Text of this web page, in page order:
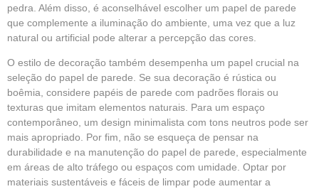
pedra. Além disso, é aconselhável escolher um papel de parede
que complemente a iluminação do ambiente, uma vez que a luz
natural ou artificial pode alterar a percepção das cores.
O estilo de decoração também desempenha um papel crucial na
seleção do papel de parede. Se sua decoração é rústica ou
boêmia, considere papéis de parede com padrões florais ou
texturas que imitam elementos naturais. Para um espaço
contemporâneo, um design minimalista com tons neutros pode ser
mais apropriado. Por fim, não se esqueça de pensar na
durabilidade e na manutenção do papel de parede, especialmente
em áreas de alto tráfego ou espaços com umidade. Optar por
materiais sustentáveis e fáceis de limpar pode aumentar a